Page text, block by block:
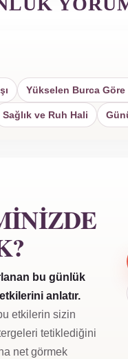
Yükselen Burca Göre
Sağlık ve Ruh Hali
bu günlük
anlatır.
etkilerin sizin
tetiklediğini
net görmek